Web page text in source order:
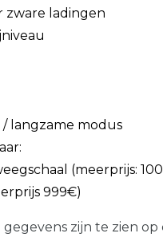
zware ladingen
langzame modus
(meerprijs:
999€)
zijn te zien op